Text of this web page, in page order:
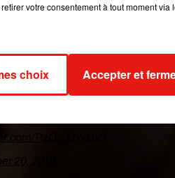
une autre réussite", a-t-il
rêvé d'avoir un avion. C'est fait,
PzOiLOWUx3
20, 2019
votre consentement à tout moment
choix Accepter et